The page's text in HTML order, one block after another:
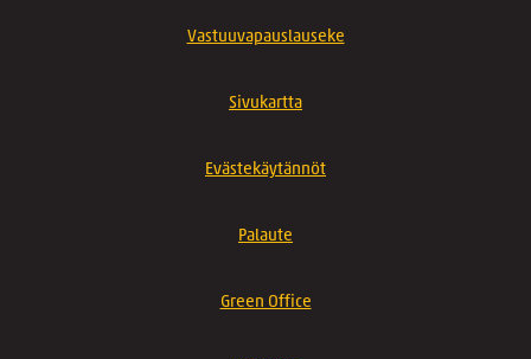
Vastuuvapauslauseke
Sivukartta
Evästekäytännöt
Palaute
Green Office